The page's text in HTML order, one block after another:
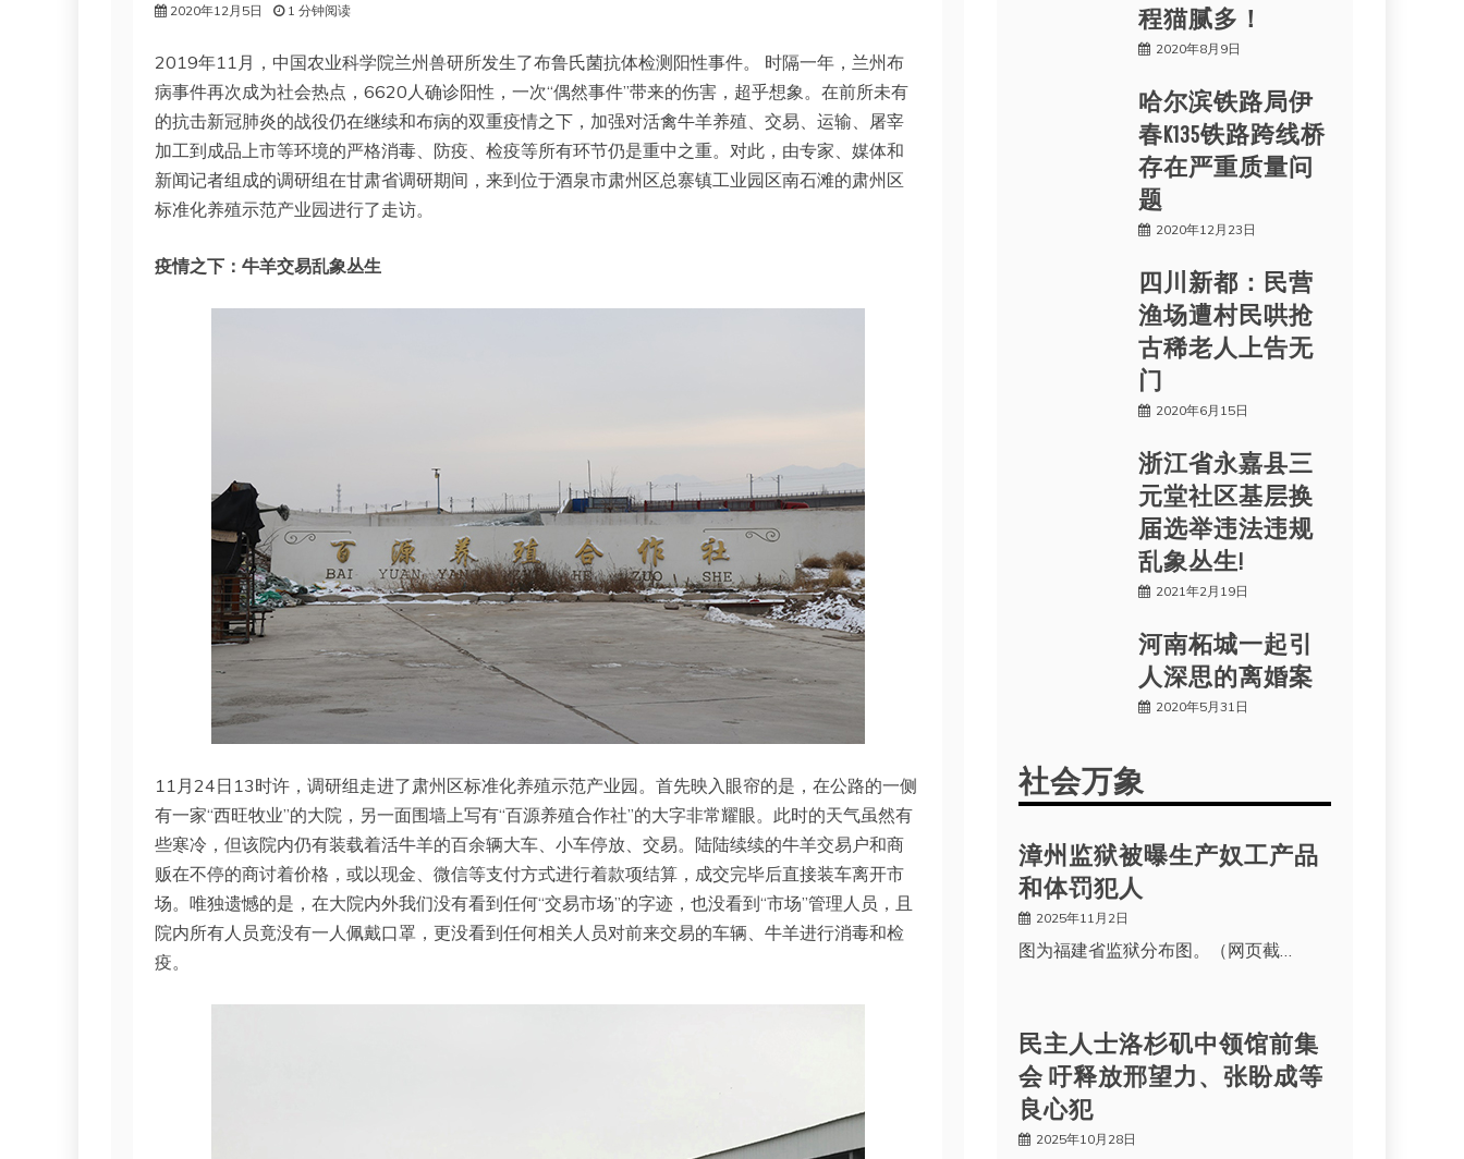
2020年12月5日 1 分钟阅读
2019年11月，中国农业科学院兰州兽研所发生了布鲁氏菌抗体检测阳性事件。 时隔一年，兰州布
病事件再次成为社会热点，6620人确诊阳性，一次“偶然事件”带来的伤害，超乎想象。在前所未有
的抗击新冠肺炎的战役仍在继续和布病的双重疫情之下，加强对活禽牛羊养殖、交易、运输、屠宰
加工到成品上市等环境的严格消毒、防疫、检疫等所有环节仍是重中之重。对此，由专家、媒体和
新闻记者组成的调研组在甘肃省调研期间，来到位于酒泉市肃州区总寨镇工业园区南石滩的肃州区
标准化养殖示范产业园进行了走访。
疫情之下：牛羊交易乱象丛生
11月24日13时许，调研组走进了肃州区标准化养殖示范产业园。首先映入眼帘的是，在公路的一侧
有一家“西旺牧业”的大院，另一面围墙上写有“百源养殖合作社”的大字非常耀眼。此时的天气虽然有
些寒冷，但该院内仍有装载着活牛羊的百余辆大车、小车停放、交易。陆陆续续的牛羊交易户和商
贩在不停的商讨着价格，或以现金、微信等支付方式进行着款项结算，成交完毕后直接装车离开市
场。唯独遗憾的是，在大院内外我们没有看到任何“交易市场”的字迹，也没看到“市场”管理人员，且
院内所有人员竟没有一人佩戴口罩，更没看到任何相关人员对前来交易的车辆、牛羊进行消毒和检
疫。
程猫腻多！
2020年8月9日
哈尔滨铁路局伊
春K135铁路跨线桥
存在严重质量问
题
2020年12月23日
四川新都：民营
渔场遭村民哄抢
古稀老人上告无
门
2020年6月15日
浙江省永嘉县三
元堂社区基层换
届选举违法违规
乱象丛生!
2021年2月19日
河南柘城一起引
人深思的离婚案
2020年5月31日
社会万象
漳州监狱被曝生产奴工产品
和体罚犯人
2025年11月2日
图为福建省监狱分布图。（网页截…
民主人士洛杉矶中领馆前集
会 吁释放邢望力、张盼成等
良心犯
2025年10月28日